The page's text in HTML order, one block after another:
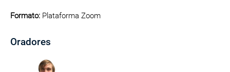
Formato: Plataforma Zoom
Oradores